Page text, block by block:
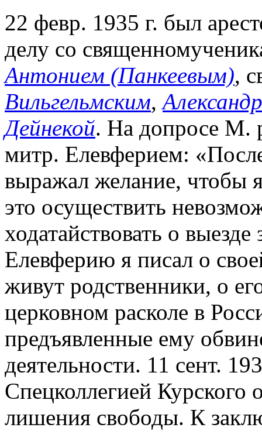
22 февр. 1935 г. был
делу со
Антонием (Панкеевым),
Вильгельмским,
Дейнекой. На допросе М.
митр. Елевферием:
выражал желание, чтобы
это осуществить
ходатайствовать о
Елевферию я писал о
живут родственники, о
церковном расколе в
предъявленные ему
деятельности. 11 сент.
Спецколлегией Курского
лишения свободы. К